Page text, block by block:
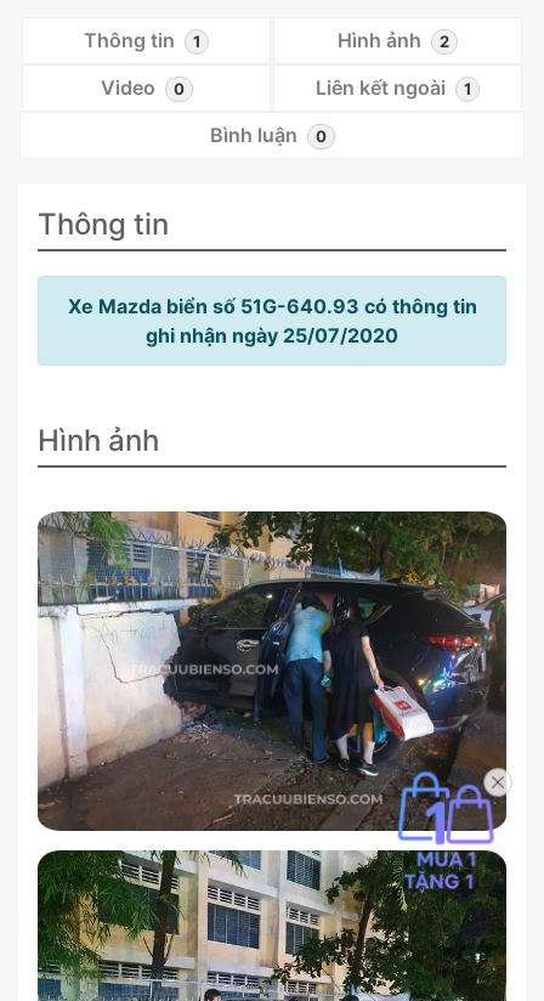
Thông tin 1 Hình ảnh 2
Video 0 Liên kết ngoài 1
Bình luận 0
Thông tin
Xe Mazda biển số 51G-640.93 có thông tin
ghi nhận ngày 25/07/2020
Hình ảnh